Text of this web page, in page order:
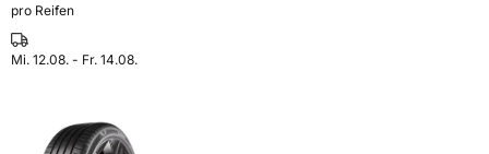
pro Reifen
Mi. 12.08. - Fr. 14.08.